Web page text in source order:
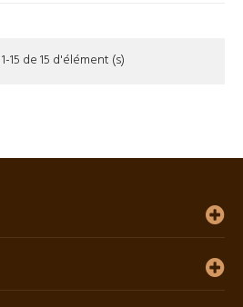
15 de 15 d'élément (s)